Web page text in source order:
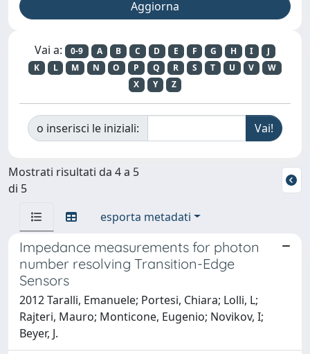
Vai a: 0-9 A B C D E F G H I
J
K
L M N O P Q R S T U V
W
X
Y Z
o inserisci le iniziali:
Mostrati risultati da 4 a 5
di 5
esporta metadati
Impedance measurements for photon
number resolving Transition-Edge
Sensors
2012 Taralli, Emanuele; Portesi, Chiara; Lolli, L;
Rajteri, Mauro; Monticone, Eugenio; Novikov, I;
Beyer, J.